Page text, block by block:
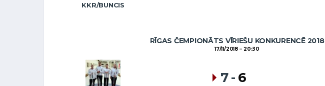
KKR/BUNCIS
RĪGAS ČEMPIONĀTS VĪRIEŠU KONKURENCĒ 2018
17/11/2018 20:30
7- 6